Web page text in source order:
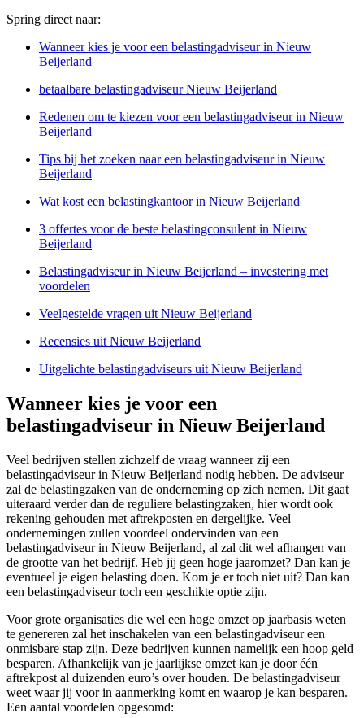
Spring direct naar:
Wanneer kies je voor een belastingadviseur in Nieuw
Beijerland
betaalbare belastingadviseur Nieuw Beijerland
Redenen om te kiezen voor een belastingadviseur in Nieuw
Beijerland
Tips bij het zoeken naar een belastingadviseur in Nieuw
Beijerland
Wat kost een belastingkantoor in Nieuw Beijerland
3 offertes voor de beste belastingconsulent in Nieuw
Beijerland
Belastingadviseur in Nieuw Beijerland – investering met
voordelen
Veelgestelde vragen uit Nieuw Beijerland
Recensies uit Nieuw Beijerland
Uitgelichte belastingadviseurs uit Nieuw Beijerland
Wanneer kies je voor een
belastingadviseur in Nieuw Beijerland
Veel bedrijven stellen zichzelf de vraag wanneer zij een
belastingadviseur in Nieuw Beijerland nodig hebben. De adviseur
zal de belastingzaken van de onderneming op zich nemen. Dit gaat
uiteraard verder dan de reguliere belastingzaken, hier wordt ook
rekening gehouden met aftrekposten en dergelijke. Veel
ondernemingen zullen voordeel ondervinden van een
belastingadviseur in Nieuw Beijerland, al zal dit wel afhangen van
de grootte van het bedrijf. Heb jij geen hoge jaaromzet? Dan kan je
eventueel je eigen belasting doen. Kom je er toch niet uit? Dan kan
een belastingadviseur toch een geschikte optie zijn.
Voor grote organisaties die wel een hoge omzet op jaarbasis weten
te genereren zal het inschakelen van een belastingadviseur een
onmisbare stap zijn. Deze bedrijven kunnen namelijk een hoop geld
besparen. Afhankelijk van je jaarlijkse omzet kan je door één
aftrekpost al duizenden euro’s over houden. De belastingadviseur
weet waar jij voor in aanmerking komt en waarop je kan besparen.
Een aantal voordelen opgesomd: